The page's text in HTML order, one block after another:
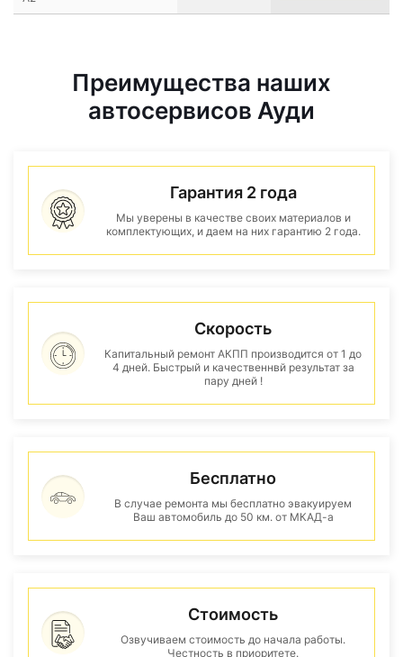
Преимущества наших
автосервисов Ауди
Гарантия 2 года
Мы уверены в качестве своих материалов и
комплектующих, и даем на них гарантию 2 года.
Скорость
Капитальный ремонт АКПП производится от 1 до
4 дней. Быстрый и качественнвй результат за
пару дней !
Бесплатно
В случае ремонта мы бесплатно эвакуируем
Ваш автомобиль до 50 км. от МКАД-а
Стоимость
Озвучиваем стоимость до начала работы.
Честность в приоритете.